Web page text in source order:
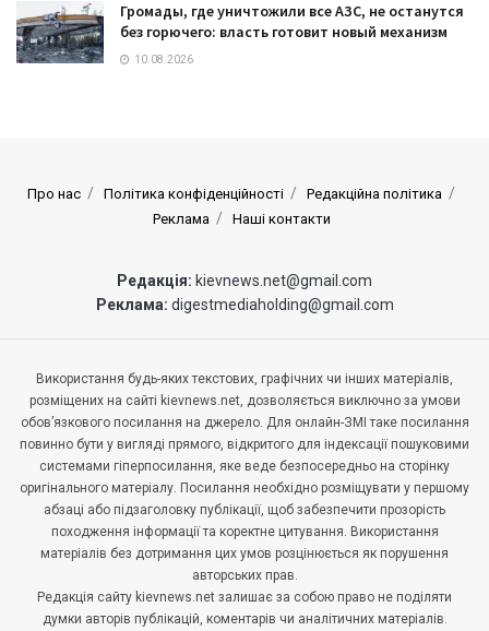
Громады, где уничтожили все АЗС, не останутся
без горючего: власть готовит новый механизм
10.08.2026
Про нас Політика конфіденційності
Редакційна політика
Реклама
Наші контакти
Редакція: kievnews.net@gmail.com
Реклама: digestmediaholding@gmail.com
Використання будь-яких текстових, графічних чи інших матеріалів,
розміщених на сайті kievnews.net, дозволяється виключно за умови
обов’язкового посилання на джерело. Для онлайн-ЗМІ таке посилання
повинно бути у вигляді прямого, відкритого для індексації пошуковими
системами гіперпосилання, яке веде безпосередньо на сторінку
оригінального матеріалу. Посилання необхідно розміщувати у першому
абзаці або підзаголовку публікації, щоб забезпечити прозорість
походження інформації та коректне цитування. Використання
матеріалів без дотримання цих умов розцінюється як порушення
авторських прав.
Редакція сайту kievnews.net залишає за собою право не поділяти
думки авторів публікацій, коментарів чи аналітичних матеріалів.